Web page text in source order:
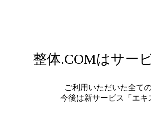
整体.COMはサー
ご利用いただいた全て
今後は新サービス「エ